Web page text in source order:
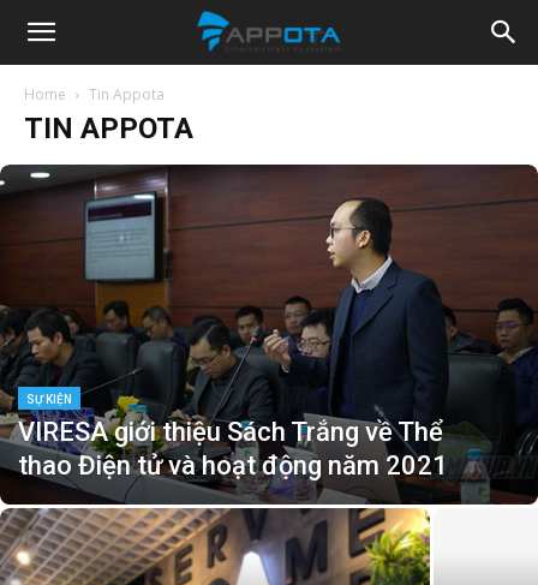
Appota
News
Home Tin Appota
TIN APPOTA
SỰ KIỆN
VIRESA giới thiệu Sách Trắng về Thể
thao Điện tử và hoạt động năm 2021